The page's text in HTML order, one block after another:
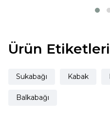
Ürün Etiketleri
Sukabağı Kabak
Balkabağı